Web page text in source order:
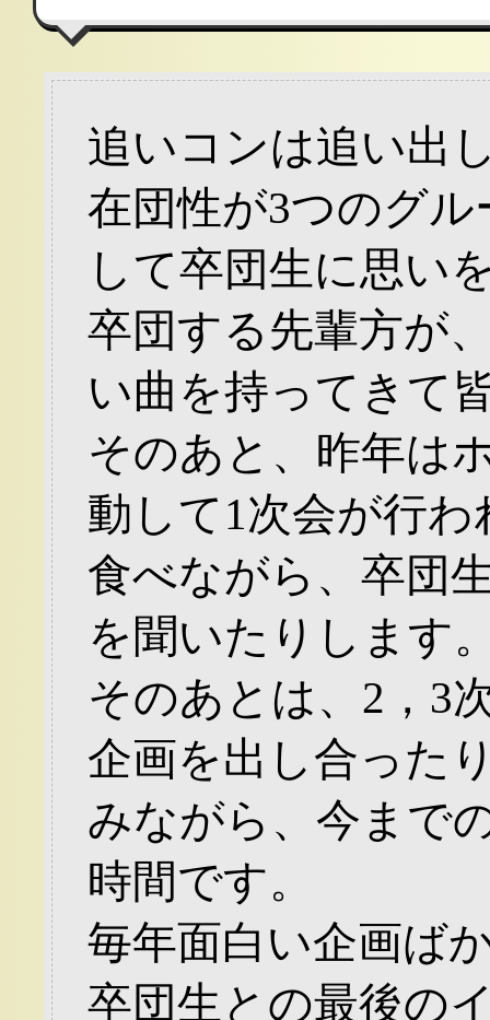
追いコンは追い出
在団性が3つのグ
して卒団生に思い
卒団する先輩方が
い曲を持ってきて
そのあと、昨年は
動して1次会が行
食べながら、卒団
を聞いたりします
そのあとは、2，3
企画を出し合った
みながら、今まで
時間です。
毎年面白い企画ば
卒団生との最後の